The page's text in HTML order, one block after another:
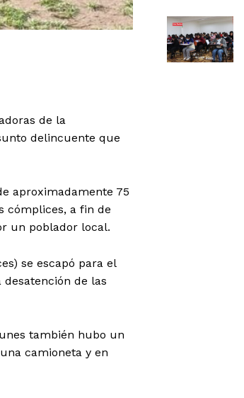
de la
delincuente que
aproximadamente 75
cómplices, a fin de
un poblador local.
se escapó para el
de las
también hubo un
camioneta y en